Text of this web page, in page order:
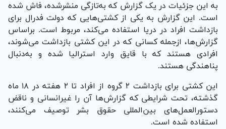
به این جزئیات در یک گزارش که به‌تازگی منشرشده، فاش شده
است. این گزارش به یکی از کشتی‌هایی که دولت فدرال برای
بازداشت افراد در دریا استفاده می‌کند، مربوط است. براساس
گزارش‌ها، ازجمله کسانی که در این کشتی بازداشت می‌شوند،
افرادی هستند که با قایق وارد استرالیا شده و به‌دنبال
پناهندگی هستند.
این کشتی برای بازداشت ۲ گروه از افراد تا ۲ هفته در ۱۸ ماه
گذشته، تحت شرایطی که گزارش‌ها آن را غیرانسانی و ناقض
دستورالعمل‌های بین‌المللی حقوق بشر توصیف می‌کنند،
استفاده شده است.